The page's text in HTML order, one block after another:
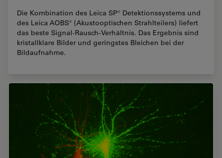
Die Kombination des Leica SP® Detektionssystems und
des Leica AOBS® (Akustooptischen Strahlteilers) liefert
das beste Signal-Rausch-Verhältnis. Das Ergebnis sind
kristallklare Bilder und geringstes Bleichen bei der
Bildaufnahme.